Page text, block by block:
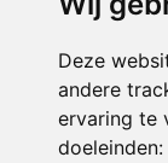
Deze
andere
ervaring te
doeleinden: